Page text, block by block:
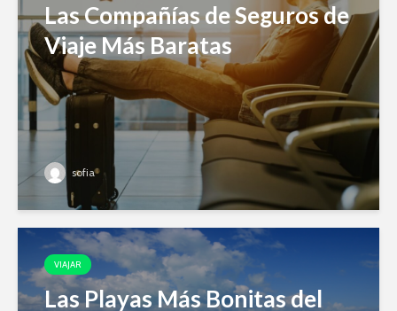
Las Compañías de Seguros de
Viaje Más Baratas
sofia
VIAJAR
Las Playas Más Bonitas del